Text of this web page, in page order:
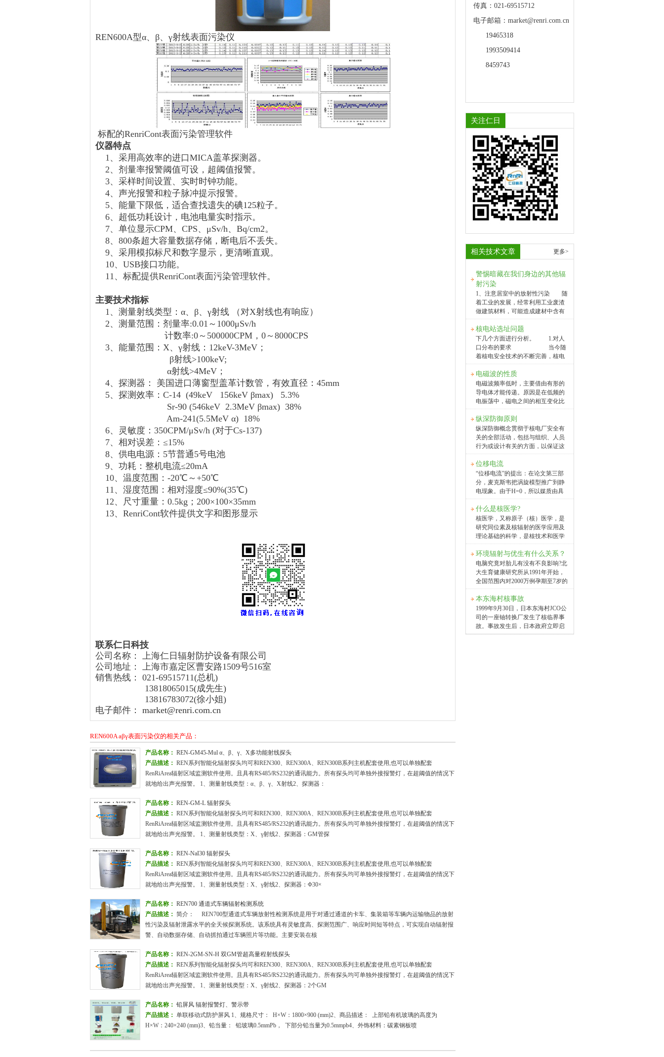
传真：021-69515712
电子邮箱：market@renri.com.cn
19465318
1993509414
8459743
关注仁日
相关技术文章 更多>
警惕暗藏在我们身边的其他辐
射污染
1、注意居室中的放射性污染 随
着工业的发展，经常利用工业废渣
做建筑材料，可能造成建材中含有
一些放射性物质，经放射性衰变产
生了放射性气体及其子体产物，悬
浮于室内空气中，氛及其于体产物
放射出能量较高的a射线(粒子)，人
若吸进这样的气体，即会照射人体
肺组织。如果长期受到照射，便容
易产生支气管炎和肺癌等疾病。另
据国外报道，大多数家庭居室中自
然出现的放射性气体氛，如果与烟
气混合，将会有致命的影响。氛是
肺癌的一个致病因素。 另外，
装修居室用的花岗岩及其它板石材
料也含有一定量的氛，特别是通风
不良时，可造成居室内放射性污染
加重。经监测表明，室内氧气多在
通风不
核电站选址问题
下几个方面进行分析。 1.对人
口分布的要求 当今随
着核电安全技术的不断完善，核电
站选址就要求靠近负荷中心附近而
且要尽量远离居民集中区。我国内
陆地区的一些特征是人口相对沿海
地区密度相对较小、且容易疏散人
群，内陆核电站的选址应要求：人
口居住区评价应为厂址半径80km
内，要调查人口分布，评价人口密
度与中心城市状况20km半径为第二
圈;5km为限制区，即人口稀少区;厂
区半径0.5km为非居住区，即隔离
区，严禁居民居住，只有厂内工作
人员出入。[/font] 2.对外部事件
的要 核电厂厂址应远
离一些危险品的生产、贮存和
电磁波的性质
电磁波频率低时，主要借由有形的
导电体才能传递。原因是在低频的
电振荡中，磁电之间的相互变化比
较缓慢，其能量几乎全部返回原电
路而没有能量辐射出去；电磁波频
率高时即可以在自由空间内传递，
也可以束缚在有形的导电体内传
递。在自由空间内传递的原因是在
高频率的电振荡中，磁电互变甚
快，能量不可能全部返回原振荡电
路，于是电能、磁能随着电场与磁
场的周期变化以电磁波的形式向空
间传播出去，不需要介质也能向外
传递能量，这就是一种辐射。举例
来说，太阳与地球之间的距离非常
遥远，但在户外时，我们仍然能感
受到和煦阳光的光与热，这就好比
是“电磁辐射借由辐射现象传递能
量”的原理一样。电磁波为
纵深防御原则
纵深防御概念贯彻于核电厂安全有
关的全部活动，包括与组织、人员
行为或设计有关的方面，以保证这
些活动均置于重叠措施的防御之
下，即使有一种故障发生，它将由
适当的措施探测、补偿或纠正。核
电厂的设计、建造和运行均采用纵
深防御的原则，从设备、措施上提
供多等级的重叠保护，以确保核电
厂功率得到有效控制，燃料组件充
分冷却，放射性物质有效地包容起
来不发生泄漏。纵深防御原则一般
包括五道防线：§ 第一道防线精心
设计、制造、施工，确保核电站有
精良的硬件环境。建立周密的程
序，严格的制度，人人注意和关心
安全，有完备的软件环境。§ 第二
道防线加强运行管理和监督，及时
正确处理不正常情况，
位移电流
“位移电流”的提出：在论文第三部
分，麦克斯韦把涡旋模型推广到静
电现象。由于H=0，所以媒质由具
有弹性的静止的涡旋管和粒子层组
成。当媒质处于电场中时，粒子层
将受到电力E的作用而发生位移，并
给涡旋管以切向力使之发生形变。
形变的涡旋管则因内部的弹性张力
而对粒子层施以大小相等方向相反
的作用力，当两力平衡时，粒子处
于静止状态。这时电场能在媒质中
转变为弹性势能。对于绝缘介质，
麦克斯韦进一步假设：受到电力作
用的绝缘介质，它的粒子将处于极
化状态，虽然粒子不能自由运动，
但电力对整个介质的影响是引起电
在一定方向上的一个总位移D。当
电场发生变化的时候，粒子的总位
移D也跟着发
什么是核医学?
核医学，又称原子（核）医学，是
研究同位素及核辐射的医学应用及
理论基础的科学，是核技术和医学
相结合的一门新兴学科，也是人类
和平利用原子能的一个重要方面。
核医学仪器核医学仪器 核
医学的任务是用核技术诊断、治疗
和研究疾病。核医学诊断技术包括
脏器显像、功能测定和体外放射免
疫分析。在进行脏器显像和/或功能
测定时，医生根据检查目的，给病
人口服或静脉注射某种放射性示踪
剂，使之进入人体后参与体内特定
器官组织的循环和代谢，并不断地
环境辐射与优生有什么关系？
电脑究竟对胎儿有没有不良影响?北
大生育健康研究所从1991年开始，
全国范围内对2000万例孕期至7岁的
儿童进行跟踪，寻找我国新生儿出
生缺陷的影响因素和预防措施，其
中将使用电脑列为调查的一项。目
前为止专家们尚没有发现，准爸爸
准妈妈使用电脑会对宝宝的发育有
什么不良影响。 电脑操作时其
本东海村核事故
1999年9月30日，日本东海村JCO公
司的一座铀转换厂发生了核临界事
故。事故发生后，日本政府立即启
动了全国应急响应系统，并成立了
REN600A型α、β、γ射线表面污染仪
标配的RenriCont表面污染管理软件
仪器特点
1、采用高效率的进口MICA盖革探测器。
2、剂量率报警阈值可设，超阈值报警。
3、采样时间设置、实时时钟功能。
4、声光报警和粒子脉冲提示报警。
5、能量下限低，适合查找遗失的碘125粒子。
6、超低功耗设计，电池电量实时指示。
7、单位显示CPM、CPS、μSv/h、Bq/cm2。
8、800条超大容量数据存储，断电后不丢失。
9、采用模拟标尺和数字显示，更清晰直观。
10、USB接口功能。
11、标配提供RenriCont表面污染管理软件。
主要技术指标
1、测量射线类型：α、β、γ射线 （对X射线也有响应）
2、测量范围：剂量率:0.01～1000μSv/h
计数率:0～500000CPM，0～8000CPS
3、能量范围：X、γ射线：12keV-3MeV；
β射线>100keV;
α射线>4MeV；
4、探测器： 美国进口薄窗型盖革计数管，有效直径：45mm
5、探测效率：C-14 (49keV 156keV βmax) 5.3%
Sr-90 (546keV 2.3MeV βmax) 38%
Am-241(5.5MeV α) 18%
6、灵敏度：350CPM/μSv/h (对于Cs-137)
7、相对误差：≤15%
8、供电电源：5节普通5号电池
9、功耗：整机电流≤20mA
10、温度范围：-20℃～+50℃
11、湿度范围：相对湿度≤90%(35℃)
12、尺寸重量：0.5kg；200×100×35mm
13、RenriCont软件提供文字和图形显示
联系仁日科技
公司名称： 上海仁日辐射防护设备有限公司
公司地址： 上海市嘉定区曹安路1509号516室
销售热线： 021-69515711(总机)
13818065015(成先生)
13816783072(徐小姐)
电子邮件： market@renri.com.cn
REN600A aβγ表面污染仪的相关产品：
产品名称： REN-GM45-Mul α、β、γ、X多功能射线探头
产品描述： REN系列智能化辐射探头均可和REN300、REN300A、REN300B系列主机配套使用,也可以单独配套
RenRiArea辐射区域监测软件使用。且具有RS485/RS232的通讯能力。所有探头均可单独外接报警灯，在超阈值的情况下
就地给出声光报警。 1、测量射线类型：α、β、γ、X射线2、探测器：
产品名称： REN-GM-L 辐射探头
产品描述： REN系列智能化辐射探头均可和REN300、REN300A、REN300B系列主机配套使用,也可以单独配套
RenRiArea辐射区域监测软件使用。且具有RS485/RS232的通讯能力。所有探头均可单独外接报警灯，在超阈值的情况下
就地给出声光报警。 1、测量射线类型：X、γ射线2、探测器：GM管探
产品名称： REN-NaI30 辐射探头
产品描述： REN系列智能化辐射探头均可和REN300、REN300A、REN300B系列主机配套使用,也可以单独配套
RenRiArea辐射区域监测软件使用。且具有RS485/RS232的通讯能力。所有探头均可单独外接报警灯，在超阈值的情况下
就地给出声光报警。 1、测量射线类型：X、γ射线2、探测器：Φ30×
产品名称： REN700 通道式车辆辐射检测系统
产品描述： 简介： REN700型通道式车辆放射性检测系统是用于对通过通道的卡车、集装箱等车辆内运输物品的放射
性污染及辐射泄露水平的全天候探测系统。该系统具有灵敏度高、探测范围广、响应时间短等特点，可实现自动辐射报
警、自动数据存储、自动抓拍通过车辆照片等功能。主要安装在核
产品名称： REN-2GM-SN-H 双GM管超高量程射线探头
产品描述： REN系列智能化辐射探头均可和REN300、REN300A、REN300B系列主机配套使用,也可以单独配套
RenRiArea辐射区域监测软件使用。且具有RS485/RS232的通讯能力。所有探头均可单独外接报警灯，在超阈值的情况下
就地给出声光报警。 1、测量射线类型：X、γ射线2、探测器：2个GM
产品名称： 铅屏风 辐射报警灯、警示带
产品描述： 单联移动式防护屏风 1、规格尺寸： H×W：1800×900 (mm)2、商品描述： 上部铅有机玻璃的高度为
H×W：240×240 (mm)3、铅当量： 铅玻璃0.5mmPb， 下部分铅当量为0.5mmpb4、外饰材料：碳素钢板喷